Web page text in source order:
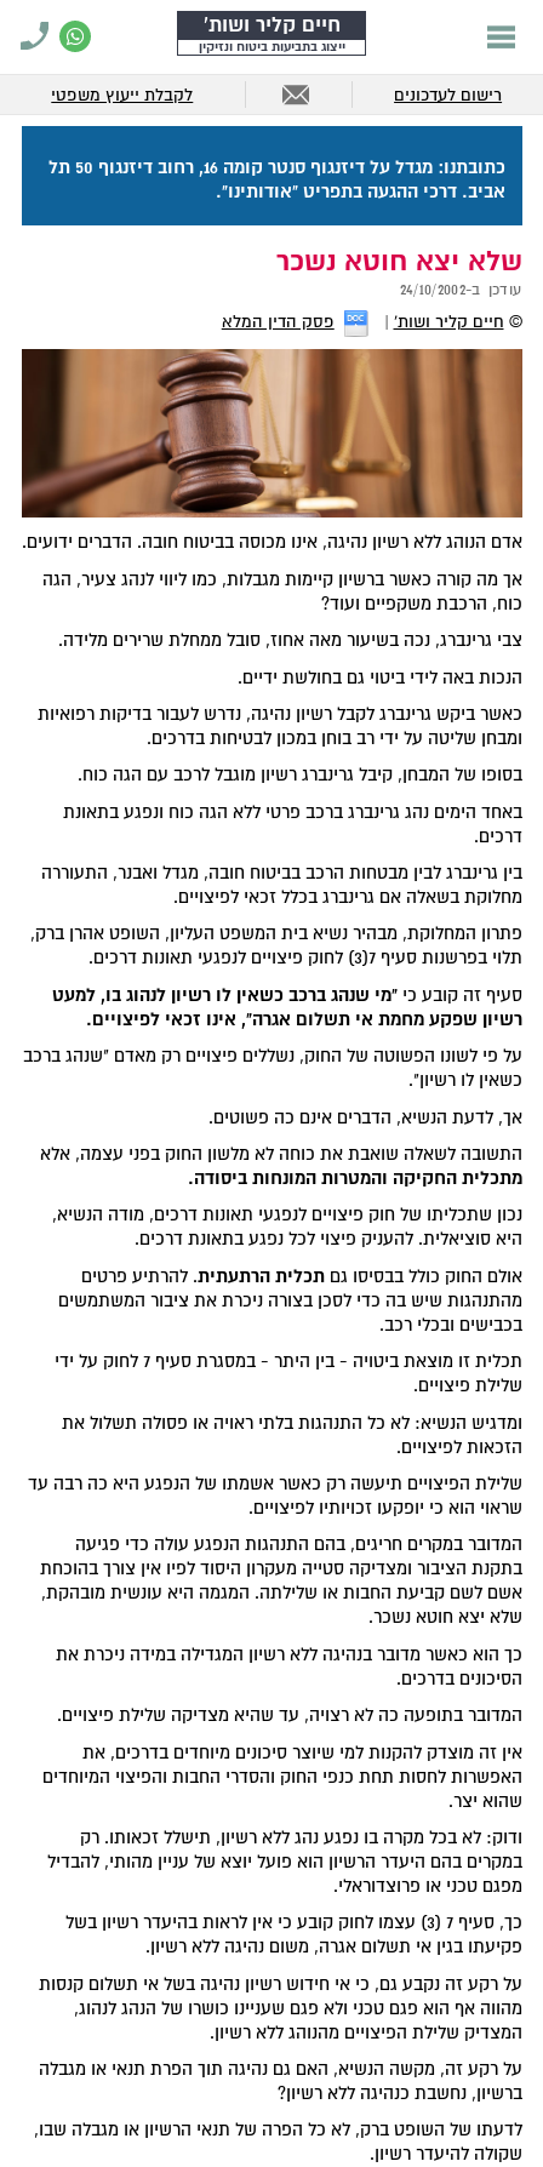
חיים קליר ושות'
ייצוג בתביעות ביטוח ונזיקין
רישום לעדכונים לקבלת ייעוץ משפטי
כתובתנו: מגדל על דיזנגוף סנטר קומה 16, רחוב דיזנגוף 50 תל
אביב. דרכי ההגעה בתפריט "אודותינו".
שלא יצא חוטא נשכר
עודכן ב-24/10/2002
© חיים קליר ושות' פסק הדין המלא
אדם הנוהג ללא רשיון נהיגה, אינו מכוסה בביטוח חובה. הדברים ידועים.
אך מה קורה כאשר ברשיון קיימות מגבלות, כמו ליווי לנהג צעיר, הגה
כוח, הרכבת משקפיים ועוד?
צבי גרינברג, נכה בשיעור מאה אחוז, סובל ממחלת שרירים מלידה.
הנכות באה לידי ביטוי גם בחולשת ידיים.
כאשר ביקש גרינברג לקבל רשיון נהיגה, נדרש לעבור בדיקות רפואיות
ומבחן שליטה על ידי רב בוחן במכון לבטיחות בדרכים.
בסופו של המבחן, קיבל גרינברג רשיון מוגבל לרכב עם הגה כוח.
באחד הימים נהג גרינברג ברכב פרטי ללא הגה כוח ונפגע בתאונת
דרכים.
בין גרינברג לבין מבטחות הרכב בביטוח חובה, מגדל ואבנר, התעוררה
מחלוקת בשאלה אם גרינברג בכלל זכאי לפיצויים.
פתרון המחלוקת, מבהיר נשיא בית המשפט העליון, השופט אהרן ברק,
תלוי בפרשנות סעיף 7(3) לחוק פיצויים לנפגעי תאונות דרכים.
סעיף זה קובע כי"מי שנהג ברכב כשאין לו רשיון לנהוג בו, למעט
רשיון שפקע מחמת אי תשלום אגרה", אינו זכאי לפיצויים.
על פי לשונו הפשוטה של החוק, נשללים פיצויים רק מאדם "שנהג ברכב
כשאין לו רשיון".
אך, לדעת הנשיא, הדברים אינם כה פשוטים.
התשובה לשאלה שואבת את כוחה לא מלשון החוק בפני עצמה, אלא
מתכלית החקיקה והמטרות המונחות ביסודה.
נכון שתכליתו של חוק פיצויים לנפגעי תאונות דרכים, מודה הנשיא,
היא סוציאלית. להעניק פיצוי לכל נפגע בתאונת דרכים.
אולם החוק כולל בבסיסו גםתכלית הרתעתית. להרתיע פרטים
מהתנהגות שיש בה כדי לסכן בצורה ניכרת את ציבור המשתמשים
בכבישים ובכלי רכב.
תכלית זו מוצאת ביטויה - בין היתר - במסגרת סעיף ‎7 לחוק על ידי
שלילת פיצויים.
ומדגיש הנשיא: לא כל התנהגות בלתי ראויה או פסולה תשלול את
הזכאות לפיצויים.
שלילת הפיצויים תיעשה רק כאשר אשמתו של הנפגע היא כה רבה עד
שראוי הוא כי יופקעו זכויותיו לפיצויים.
המדובר במקרים חריגים, בהם התנהגות הנפגע עולה כדי פגיעה
בתקנת הציבור ומצדיקה סטייה מעקרון היסוד לפיו אין צורך בהוכחת
אשם לשם קביעת החבות או שלילתה. המגמה היא עונשית מובהקת,
שלא יצא חוטא נשכר.
כך הוא כאשר מדובר בנהיגה ללא רשיון המגדילה במידה ניכרת את
הסיכונים בדרכים.
המדובר בתופעה כה לא רצויה, עד שהיא מצדיקה שלילת פיצויים.
אין זה מוצדק להקנות למי שיוצר סיכונים מיוחדים בדרכים, את
האפשרות לחסות תחת כנפי החוק והסדרי החבות והפיצוי המיוחדים
שהוא יצר.
ודוק: לא בכל מקרה בו נפגע נהג ללא רשיון, תישלל זכאותו. רק
במקרים בהם היעדר הרשיון הוא פועל יוצא של עניין מהותי, להבדיל
מפגם טכני או פרוצדוראלי.
כך, סעיף 7 (3) עצמו לחוק קובע כי אין לראות בהיעדר רשיון בשל
פקיעתו בגין אי תשלום אגרה, משום נהיגה ללא רשיון.
על רקע זה נקבע גם, כי אי חידוש רשיון נהיגה בשל אי תשלום קנסות
מהווה אף הוא פגם טכני ולא פגם שעניינו כושרו של הנהג לנהוג,
המצדיק שלילת הפיצויים מהנוהג ללא רשיון.
על רקע זה, מקשה הנשיא, האם גם נהיגה תוך הפרת תנאי או מגבלה
ברשיון, נחשבת כנהיגה ללא רשיון?
לדעתו של השופט ברק, לא כל הפרה של תנאי הרשיון או מגבלה שבו,
שקולה להיעדר רשיון.